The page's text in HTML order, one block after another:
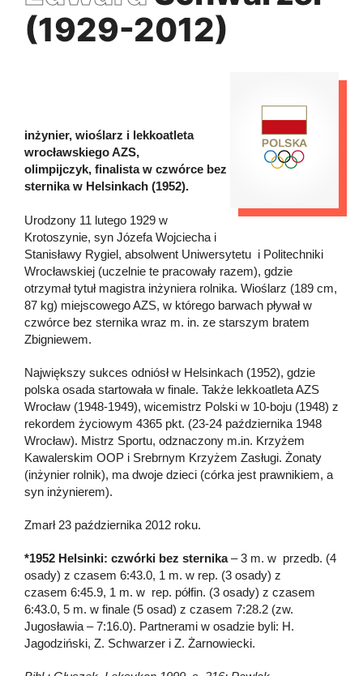
(1929-2012)
inżynier, wioślarz i lekkoatleta
wrocławskiego AZS,
olimpijczyk, finalista w czwórce bez
sternika w Helsinkach (1952).
Urodzony 11 lutego 1929 w
Krotoszynie, syn Józefa Wojciecha i
Stanisławy Rygiel, absolwent Uniwersytetu i Politechniki
Wrocławskiej (uczelnie te pracowały razem), gdzie
otrzymał tytuł magistra inżyniera rolnika. Wioślarz (189 cm,
87 kg) miejscowego AZS, w którego barwach pływał w
czwórce bez sternika wraz m. in. ze starszym bratem
Zbigniewem.
Największy sukces odniósł w Helsinkach (1952), gdzie
polska osada startowała w finale. Także lekkoatleta AZS
Wrocław (1948-1949), wicemistrz Polski w 10-boju (1948) z
rekordem życiowym 4365 pkt. (23-24 października 1948
Wrocław). Mistrz Sportu, odznaczony m.in. Krzyżem
Kawalerskim OOP i Srebrnym Krzyżem Zasługi. Żonaty
(inżynier rolnik), ma dwoje dzieci (córka jest prawnikiem, a
syn inżynierem).
Zmarł 23 października 2012 roku.
*1952 Helsinki: czwórki bez sternika– 3 m. w przedb. (4
osady) z czasem 6:43.0, 1 m. w rep. (3 osady) z
czasem 6:45.9, 1 m. w rep. półfin. (3 osady) z czasem
6:43.0, 5 m. w finale (5 osad) z czasem 7:28.2 (zw.
Jugosławia – 7:16.0). Partnerami w osadzie byli: H.
Jagodziński, Z. Schwarzer i Z. Żarnowiecki.